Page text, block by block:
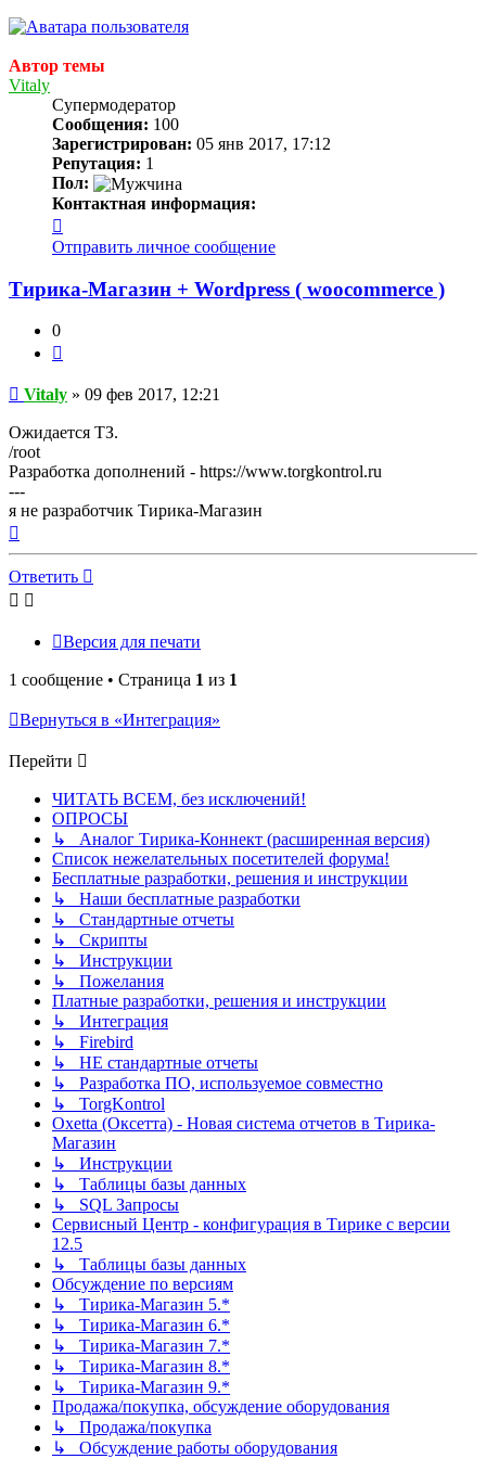
Автор темы
Vitaly
Супермодератор
Сообщения: 100
Зарегистрирован: 05 янв 2017, 17:12
Репутация: 1
Пол:
Контактная информация:
информация
пользователя
Vitaly
Отправить личное сообщение
Тирика-Магазин + Wordpress ( woocommerce )
0
Сообщение
Vitaly » 09 фев 2017, 12:21
Ожидается ТЗ.
/root
Разработка дополнений - https://www.torgkontrol.ru
---
я не разработчик Тирика-Магазин
к
началу
Ответить
Версия для печати
1 сообщение • Страница 1 из 1
Вернуться в «Интеграция»
Перейти
ЧИТАТЬ ВСЕМ, без исключений!
ОПРОСЫ
↳ Аналог Тирика-Коннект (расширенная версия)
Список нежелательных посетителей форума!
Бесплатные разработки, решения и инструкции
↳ Наши бесплатные разработки
↳ Стандартные отчеты
↳ Скрипты
↳ Инструкции
↳ Пожелания
Платные разработки, решения и инструкции
↳ Интеграция
↳ Firebird
↳ НЕ стандартные отчеты
↳ Разработка ПО, используемое совместно
↳ TorgKontrol
Oxetta (Оксетта) - Новая система отчетов в Тирика-
Магазин
↳ Инструкции
↳ Таблицы базы данных
↳ SQL Запросы
Сервисный Центр - конфигурация в Тирике с версии
12.5
↳ Таблицы базы данных
Обсуждение по версиям
↳ Тирика-Магазин 5.*
↳ Тирика-Магазин 6.*
↳ Тирика-Магазин 7.*
↳ Тирика-Магазин 8.*
↳ Тирика-Магазин 9.*
Продажа/покупка, обсуждение оборудования
↳ Продажа/покупка
↳ Обсуждение работы оборудования